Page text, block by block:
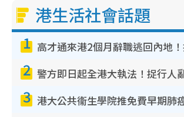
港生活社會話題
1
2
3